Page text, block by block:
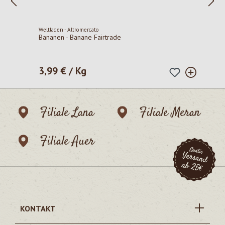
Weltladen - Altromercato
Bananen - Banane Fairtrade
Regulärer Preis:
3,99 € / Kg
Filiale Lana
Filiale Meran
Filiale Auer
KONTAKT